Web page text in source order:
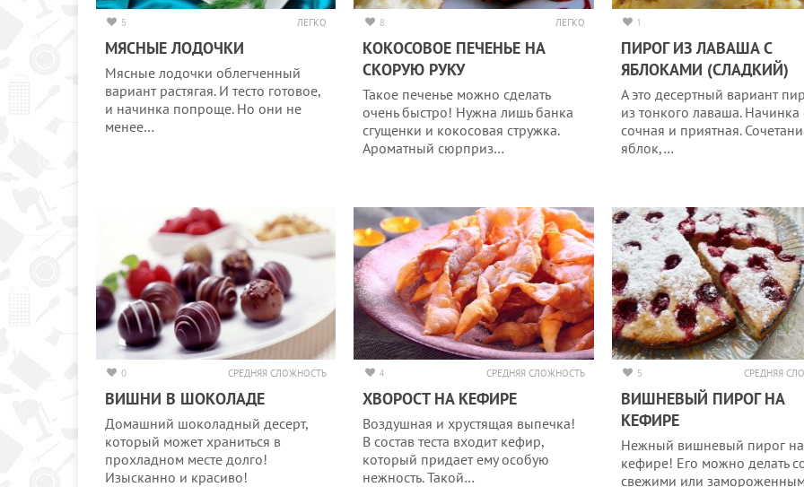
5 ЛЕГКО
МЯСНЫЕ ЛОДОЧКИ
Мясные лодочки облегченный
вариант растягая. И тесто готовое,
и начинка попроще. Но они не
менее…
8 ЛЕГКО
КОКОСОВОЕ ПЕЧЕНЬЕ НА
СКОРУЮ РУКУ
Такое печенье можно сделать
очень быстро! Нужна лишь банка
сгущенки и кокосовая стружка.
Ароматный сюрприз…
1
ПИРОГ ИЗ ЛАВАША С
ЯБЛОКАМИ (СЛАДКИЙ)
А это десертный вариант
из тонкого лаваша. Начинка
сочная и приятная.
яблок,…
0 СРЕДНЯЯ СЛОЖНОСТЬ
ВИШНИ В ШОКОЛАДЕ
Домашний шоколадный десерт,
который может храниться в
прохладном месте долго!
Изысканно и красиво!
4 СРЕДНЯЯ СЛОЖНОСТЬ
ХВОРОСТ НА КЕФИРЕ
Воздушная и хрустящая выпечка!
В состав теста входит кефир,
который придает ему особую
нежность. Такой…
5 СРЕДНЯЯ
ВИШНЕВЫЙ ПИРОГ НА
КЕФИРЕ
Нежный вишневый пирог на
кефире! Его можно делать
свежими или